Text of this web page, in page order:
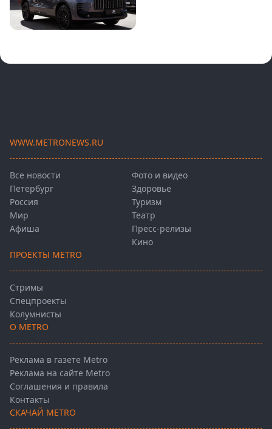
WWW.METRONEWS.RU
Все новости
Петербург
Россия
Мир
Афиша
Фото и видео
Здоровье
Туризм
Театр
Пресс-релизы
Кино
ПРОЕКТЫ METRO
Стримы
Спецпроекты
Колумнисты
О METRO
Реклама в газете Metro
Реклама на сайте Metro
Соглашения и правила
Контакты
СКАЧАЙ METRO